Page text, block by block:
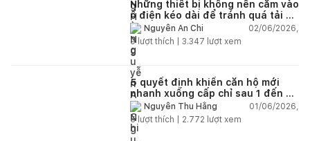
Những thiết bị không nên cắm vào
ổ điện kéo dài để tránh quá tải và
chập cháy trong nhà
Nguyễn An Chi
02/06/2026,
9lượt thích | 3.347 lượt xem
5 quyết định khiến căn hộ mới
nhanh xuống cấp chỉ sau 1 đến 2
nămNguyễn Thu Hằng
01/06/2026,
5lượt thích | 2.772 lượt xem